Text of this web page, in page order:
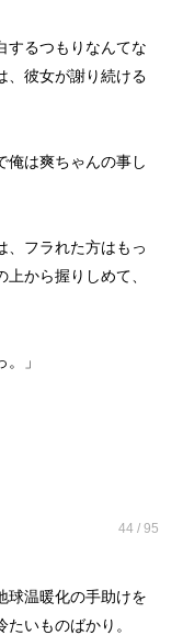
するつもりなんてな
、彼女が謝り続ける
俺は爽ちゃんの事し
、フラれた方はもっ
から握りしめて、
」
44 / 95
球温暖化の手助けを
いものばかり。